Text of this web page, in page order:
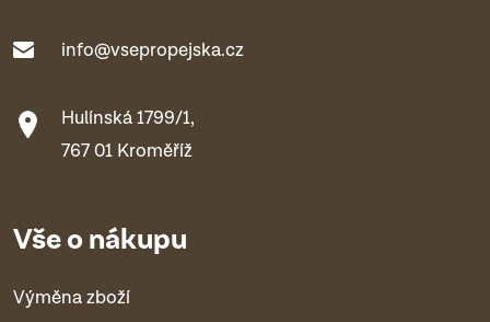
info@vsepropejska.cz
Hulínská 1799/1,
767 01 Kroměříž
Vše o nákupu
Výměna zboží